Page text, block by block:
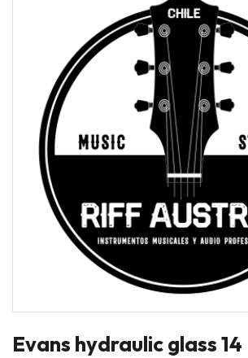
Evans hydraulic glass 14